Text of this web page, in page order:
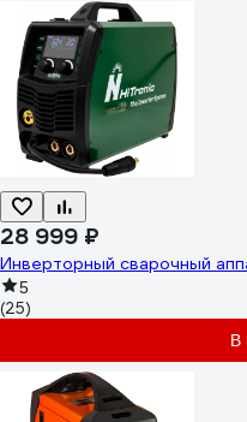
28 999 ₽
Инверторный сварочный
5
(25)
В